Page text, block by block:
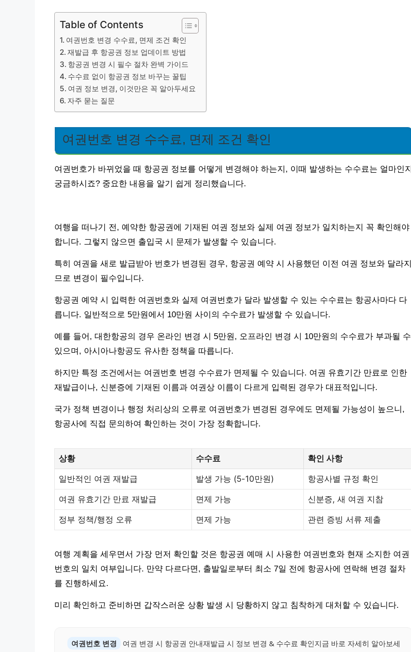
Table of Contents
여권번호 변경 수수료, 면제 조건 확인
재발급 후 항공권 정보 업데이트 방법
항공권 변경 시 필수 절차 완벽 가이드
수수료 없이 항공권 정보 바꾸는 꿀팁
여권 정보 변경, 이것만은 꼭 알아두세요
자주 묻는 질문
여권번호 변경 수수료, 면제 조건 확인
여권번호가 바뀌었을 때 항공권 정보를 어떻게 변경해야 하는지, 이때 발생하는 수수료는 얼마인지
궁금하시죠? 중요한 내용을 알기 쉽게 정리했습니다.
여행을 떠나기 전, 예약한 항공권에 기재된 여권 정보와 실제 여권 정보가 일치하는지 꼭 확인해야
합니다. 그렇지 않으면 출입국 시 문제가 발생할 수 있습니다.
특히 여권을 새로 발급받아 번호가 변경된 경우, 항공권 예약 시 사용했던 이전 여권 정보와 달라지
므로 변경이 필수입니다.
항공권 예약 시 입력한 여권번호와 실제 여권번호가 달라 발생할 수 있는 수수료는 항공사마다 다
릅니다. 일반적으로 5만원에서 10만원 사이의 수수료가 발생할 수 있습니다.
예를 들어, 대한항공의 경우 온라인 변경 시 5만원, 오프라인 변경 시 10만원의 수수료가 부과될 수
있으며, 아시아나항공도 유사한 정책을 따릅니다.
하지만 특정 조건에서는 여권번호 변경 수수료가 면제될 수 있습니다. 여권 유효기간 만료로 인한
재발급이나, 신분증에 기재된 이름과 여권상 이름이 다르게 입력된 경우가 대표적입니다.
국가 정책 변경이나 행정 처리상의 오류로 여권번호가 변경된 경우에도 면제될 가능성이 높으니,
항공사에 직접 문의하여 확인하는 것이 가장 정확합니다.
상황 수수료 확인 사항
일반적인 여권 재발급 발생 가능 (5-10만원) 항공사별 규정 확인
여권 유효기간 만료 재발급 면제 가능 신분증, 새 여권 지참
정부 정책/행정 오류 면제 가능 관련 증빙 서류 제출
여행 계획을 세우면서 가장 먼저 확인할 것은 항공권 예매 시 사용한 여권번호와 현재 소지한 여권
번호의 일치 여부입니다. 만약 다르다면, 출발일로부터 최소 7일 전에 항공사에 연락해 변경 절차
를 진행하세요.
미리 확인하고 준비하면 갑작스러운 상황 발생 시 당황하지 않고 침착하게 대처할 수 있습니다.
여권번호 변경
여권 변경 시 항공권 안내재발급 시 정보 변경 & 수수료 확인지금 바로 자세히 알아보세